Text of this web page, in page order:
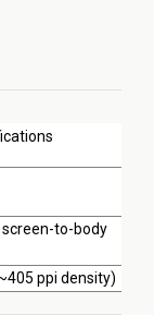
screen-to-body
ppi density)